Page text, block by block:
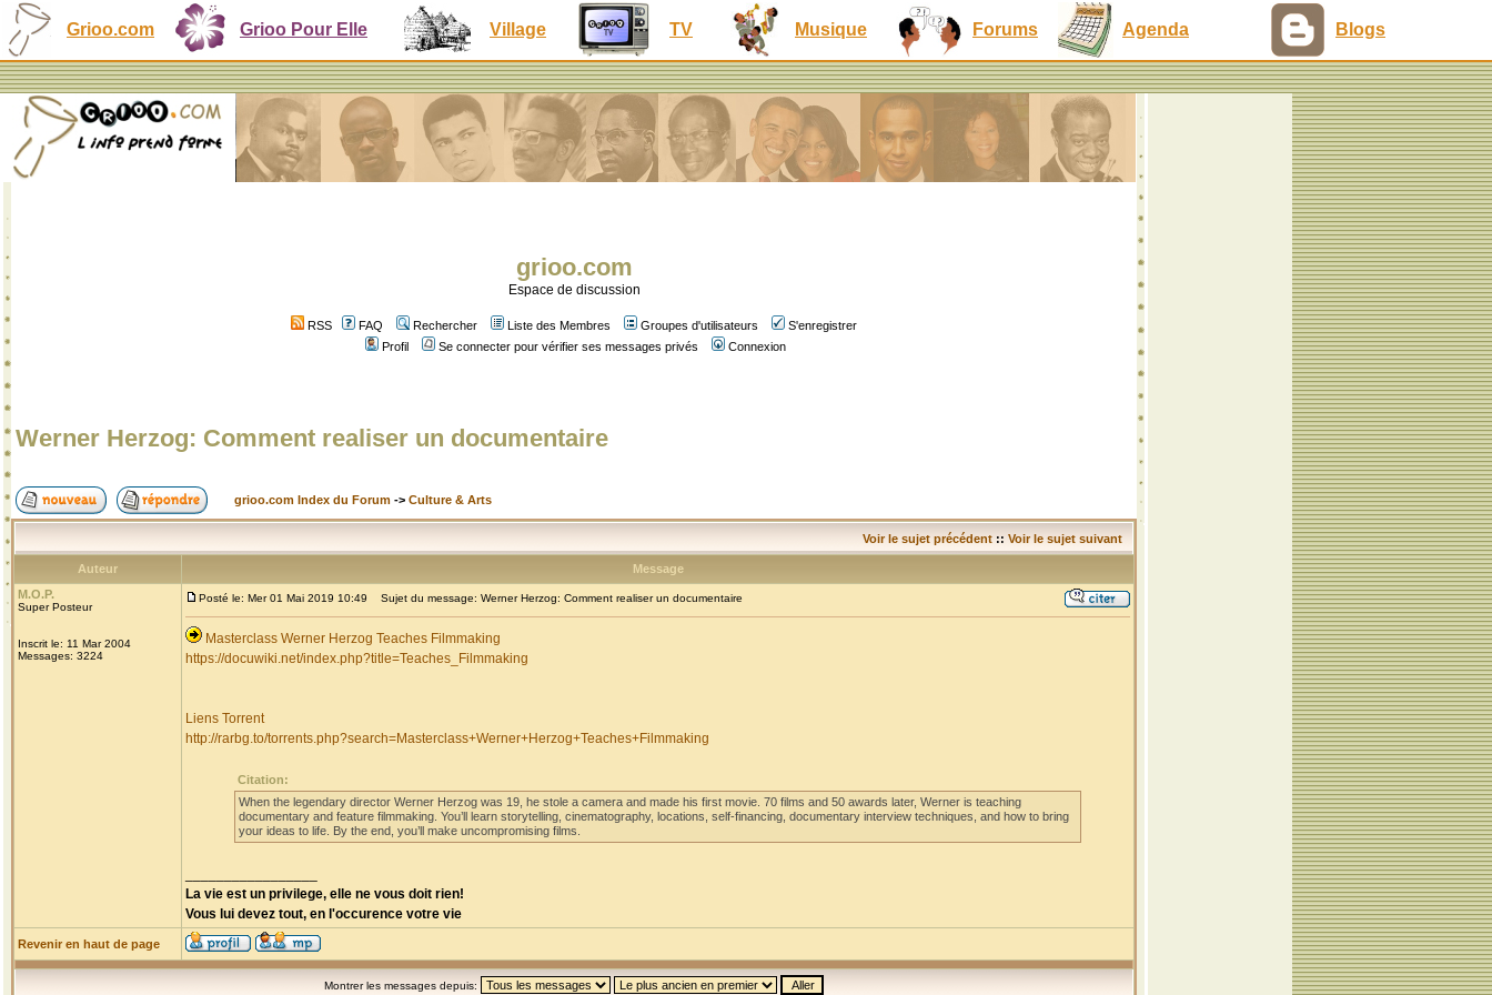
Grioo.com Grioo Pour Elle Village TV Musique Forums Agenda Blogs
grioo.com
Espace de discussion
RSS FAQ Rechercher Liste des Membres Groupes d'utilisateurs
S'enregistrer
Profil
Se connecter pour vérifier ses messages privés Connexion
Werner Herzog: Comment realiser un documentaire
grioo.com Index du Forum -> Culture & Arts
Voir le sujet précédent :: Voir le sujet suivant
Auteur
Message
M.O.P.
Super Posteur
Inscrit le: 11 Mar 2004
Messages: 3224
Posté le: Mer 01 Mai 2019 10:49 Sujet du message: Werner Herzog: Comment realiser un documentaire
Masterclass Werner Herzog Teaches Filmmaking
https://docuwiki.net/index.php?title=Teaches_Filmmaking
Liens Torrent
http://rarbg.to/torrents.php?search=Masterclass+Werner+Herzog+Teaches+Filmmaking
Citation:
When the legendary director Werner Herzog was 19, he stole a camera and made his first movie. 70 films and 50 awards later, Werner is teaching
documentary and feature filmmaking. You’ll learn storytelling, cinematography, locations, self-financing, documentary interview techniques, and how to bring
your ideas to life. By the end, you’ll make uncompromising films.
La vie est un privilege, elle ne vous doit rien!
Vous lui devez tout, en l'occurence votre vie
Revenir en haut de page
Montrer les messages depuis: